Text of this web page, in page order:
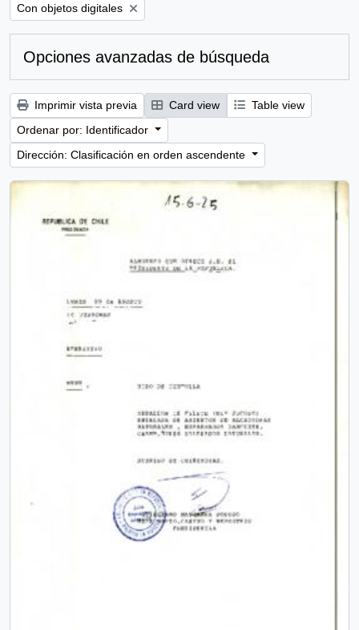
Remove filter:
Con objetos digitales
Opciones avanzadas de búsqueda
Imprimir vista previa Card view
Table view
Ordenar por: Identificador
Dirección: Clasificación en orden ascendente